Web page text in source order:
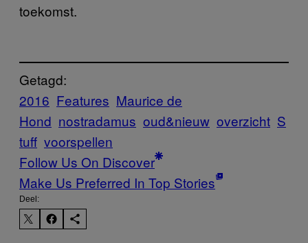
toekomst.
Getagd:
2016 Features Maurice de
Hond nostradamus oud&nieuw overzicht S
tuff voorspellen
Follow Us On Discover
Make Us Preferred In Top Stories
Deel: